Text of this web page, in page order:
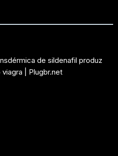
de sildenafil produz
| Plugbr.net